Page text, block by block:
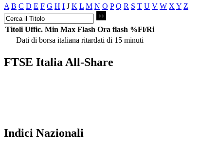
A B C D E F G H I J K L M N O P Q R S T U V W X Y Z
Titoli Uffic. Min Max Flash Ora flash %Fl/Ri
Dati di borsa italiana ritardati di 15 minuti
FTSE Italia All-Share
Indici Nazionali